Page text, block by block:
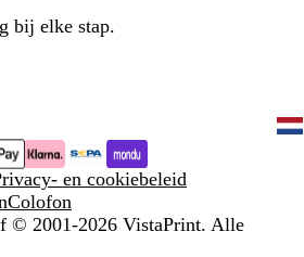
bij elke stap.
en cookiebeleid
Colofon
© 2001-2026 VistaPrint. Alle